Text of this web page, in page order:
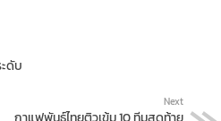
ดับ
Next